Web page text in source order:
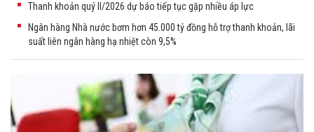
Thanh khoản quý II/2026 dự báo tiếp tục gặp nhiều áp lực
Ngân hàng Nhà nước bơm hơn 45.000 tỷ đồng hỗ trợ thanh khoản, lãi
suất liên ngân hàng hạ nhiệt còn 9,5%